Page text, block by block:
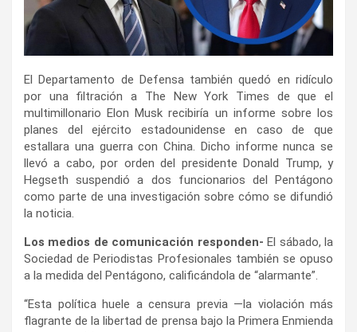
El Departamento de Defensa también quedó en ridículo
por una filtración a The New York Times de que el
multimillonario Elon Musk recibiría un informe sobre los
planes del ejército estadounidense en caso de que
estallara una guerra con China. Dicho informe nunca se
llevó a cabo, por orden del presidente Donald Trump, y
Hegseth suspendió a dos funcionarios del Pentágono
como parte de una investigación sobre cómo se difundió
la noticia.
Los medios de comunicación responden- El sábado, la
Sociedad de Periodistas Profesionales también se opuso
a la medida del Pentágono, calificándola de “alarmante”.
“Esta política huele a censura previa —la violación más
flagrante de la libertad de prensa bajo la Primera Enmienda